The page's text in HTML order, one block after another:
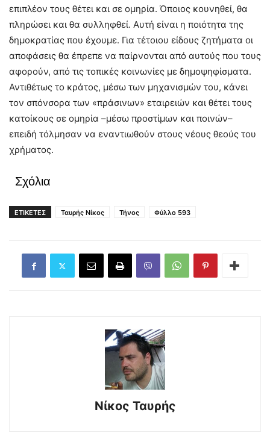
επιπλέον τους θέτει και σε ομηρία. Όποιος κουνηθεί, θα
πληρώσει και θα συλληφθεί. Αυτή είναι η ποιότητα της
δημοκρατίας που έχουμε. Για τέτοιου είδους ζητήματα οι
αποφάσεις θα έπρεπε να παίρνονται από αυτούς που τους
αφορούν, από τις τοπικές κοινωνίες με δημοψηφίσματα.
Αντιθέτως το κράτος, μέσω των μηχανισμών του, κάνει
τον σπόνσορα των «πράσινων» εταιρειών και θέτει τους
κατοίκους σε ομηρία –μέσω προστίμων και ποινών–
επειδή τόλμησαν να εναντιωθούν στους νέους θεούς του
χρήματος.
Σχόλια
ΕΤΙΚΕΤΕΣ Ταυρής Νίκος Τήνος Φύλλο 593
Νίκος Ταυρής